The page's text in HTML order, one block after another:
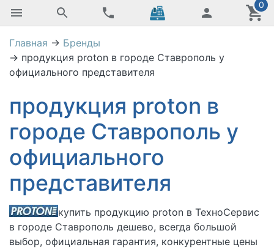
0
Главная → Бренды
→ продукция proton в городе Ставрополь у
официального представителя
продукция proton в
городе Ставрополь у
официального
представителя
купить продукцию proton в ТехноСервис
в городе Ставрополь дешево, всегда большой
выбор, официальная гарантия, конкурентные цены